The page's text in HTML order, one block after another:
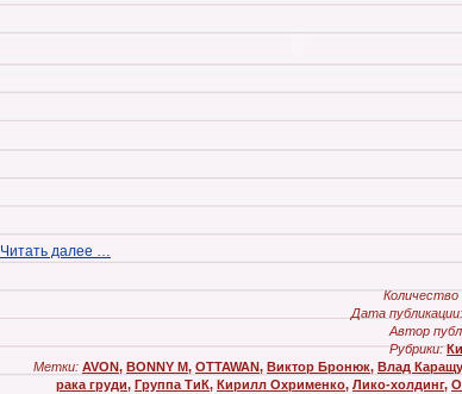
Читать далее …
Дата публикации:
Автор
Рубрики:
Метки: AVON, BONNY M, OTTAWAN, Виктор Бронюк, Влад
рака груди, Группа ТиК, Кирилл Охрименко, Лико-холдинг,